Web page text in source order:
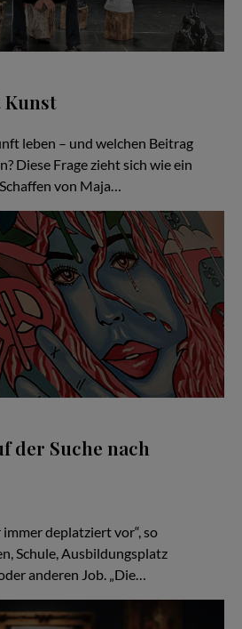
leben – und welchen Beitrag
Diese Frage zieht sich wie ein
von Maja…
der Suche nach
immer deplatziert vor“, so
Schule, Ausbildungsplatz
anderen Job. „Die…